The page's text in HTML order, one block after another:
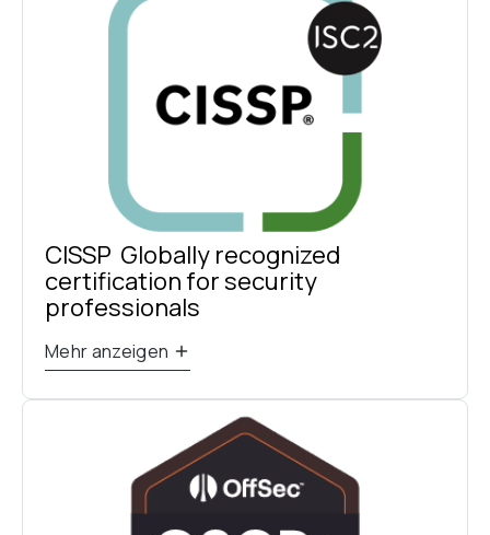
CISSP  Globally recognized
certification for security
professionals
Mehr anzeigen